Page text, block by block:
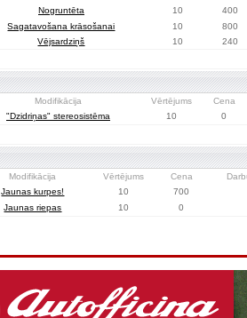
Nogruntēta
10
400
Sagatavošana krāsošanai
10
800
Vējsardziņš
10 240
Modifikācija Vērtējums
Cena
"Dzidriņas" stereosistēma
10 0
Modifikācija Vērtējums Cena
Jaunas kurpes!
10
700
Jaunas riepas
10 0